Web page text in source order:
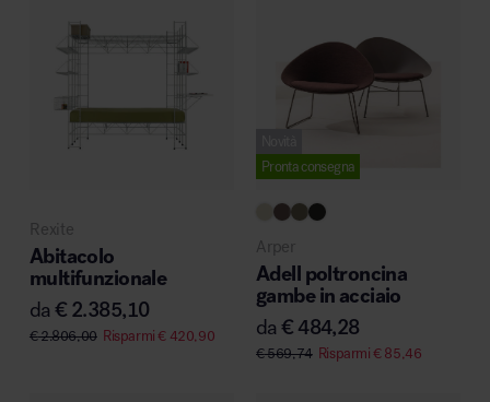
Rexite
Abitacolo
multifunzionale
da€ 2.385,10
€2.806,00 Risparmi€420,90
Pronta consegna
Arper
Adell poltroncina
gambe in acciaio
da€ 484,28
€569,74 Risparmi€85,46